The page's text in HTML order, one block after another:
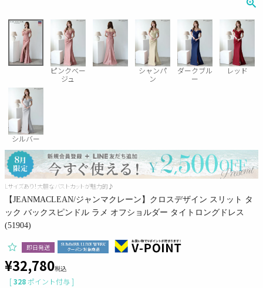
JENNNY
COMEX
Pleaser
ピンクべー
ジュ
シャンパ
ン
ダークブル
ー
レッド
シルバー
Lサイズあり！大胆なバストカットが魅力的♪
【JEANMACLEAN/ジャンマクレーン】クロスデザイン スリット タ
ック バックスピンドル ラメ オフショルダー タイトロングドレス
(51904)
即日発送
¥32,780税込
[328ポイント付与 ]